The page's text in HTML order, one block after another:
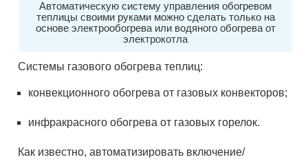
Автоматическую систему управления обогревом
теплицы своими руками можно сделать только на
основе электрообогрева или водяного обогрева от
электрокотла
Системы газового обогрева теплиц:
конвекционного обогрева от газовых конвекторов;
инфракрасного обогрева от газовых горелок.
Как известно, автоматизировать включение/